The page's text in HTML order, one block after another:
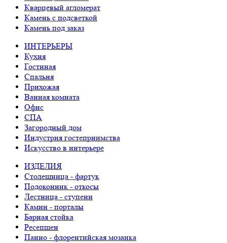
Кварцевый агломерат
Камень с подсветкой
Камень под заказ
ИНТЕРЬЕРЫ
Кухня
Гостиная
Спальня
Прихожая
Ванная комната
Офис
СПА
Загородный дом
Индустрия гостеприимства
Искусство в интерьере
ИЗДЕЛИЯ
Столешница - фартук
Подоконник - откосы
Лестница - ступени
Камин - порталы
Барная стойка
Ресепшен
Панно - флорентийская мозаика